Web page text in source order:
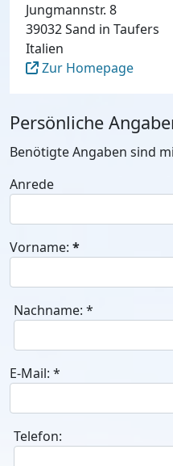
Persönliche
Benötigte Angaben sind
Anrede
Vorname: *
Nachname: *
E-Mail: *
Telefon:
Jungmannstr. 8
39032 Sand in Taufers
Italien
Zur Homepage